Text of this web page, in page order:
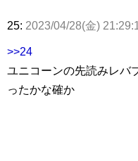
25: 2023/04/28(金)
>>24
ユニコーンの先読みレバ
ったかな確か